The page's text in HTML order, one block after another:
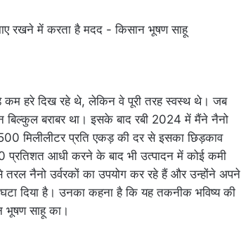
कम हरे दिख रहे थे, लेकिन वे पूरी तरह स्वस्थ थे। जब
बराबर था। इसके बाद रबी 2024 में मैंने नैनो
मिलीलीटर प्रति एकड़ की दर से इसका छिड़काव
प्रतिशत आधी करने के बाद भी उत्पादन में कोई कमी
नैनो उर्वरकों का उपयोग कर रहे हैं और उन्होंने अपने
दिया है। उनका कहना है कि यह तकनीक भविष्य की
भूषण साहू का।